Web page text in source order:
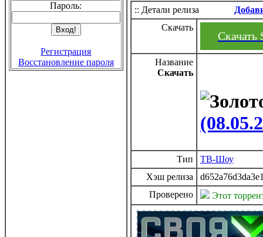
Пароль:
Регистрация
Восстановление пароля
:: Детали релиза
Скачать
Скачать
Название
Скачать
Тип
ТВ-Шоу
Хэш релиза
Проверено
Этот